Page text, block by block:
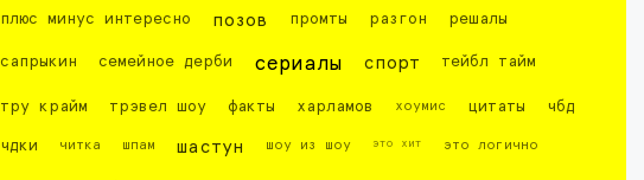
плюс минус интересно позов промты разгон решалы
сапрыкин семейное дерби сериалы спорт тейбл тайм
тру крайм трэвел шоу факты харламов хоумис цитаты чбд
чдки читка шпам шастун шоу из шоу это хит это логично